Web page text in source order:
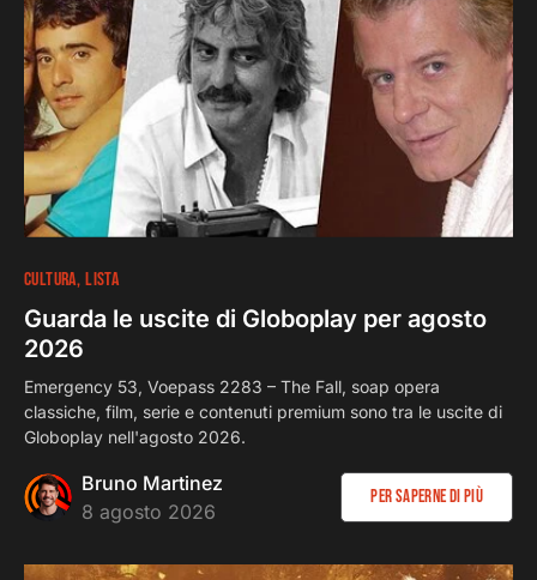
CULTURA LISTA
Guarda le uscite di Globoplay per agosto
2026
Emergency 53, Voepass 2283 – The Fall, soap opera
classiche, film, serie e contenuti premium sono tra le uscite di
Globoplay nell'agosto 2026.
Bruno Martinez
8 agosto 2026
Per saperne di più